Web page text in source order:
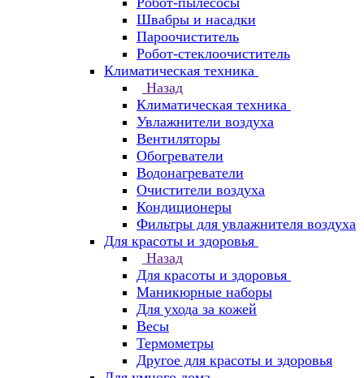
Швабры и насадки
Пароочиститель
Робот-стеклоочиститель
Климатическая техника
Назад
Климатическая техника
Увлажнители воздуха
Вентиляторы
Обогреватели
Водонагреватели
Очистители воздуха
Кондиционеры
Фильтры для увлажнителя воздуха
Для красоты и здоровья
Назад
Для красоты и здоровья
Маникюрные наборы
Для ухода за кожей
Весы
Термометры
Другое для красоты и здоровья